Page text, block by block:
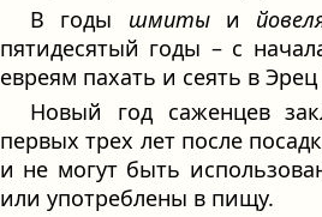
В годы шмитыи
пятидесятый годы – с
евреям пахать и сеять в
Новый год саженцев
первых трех лет после
и не могут быть
или употреблены в пищу.